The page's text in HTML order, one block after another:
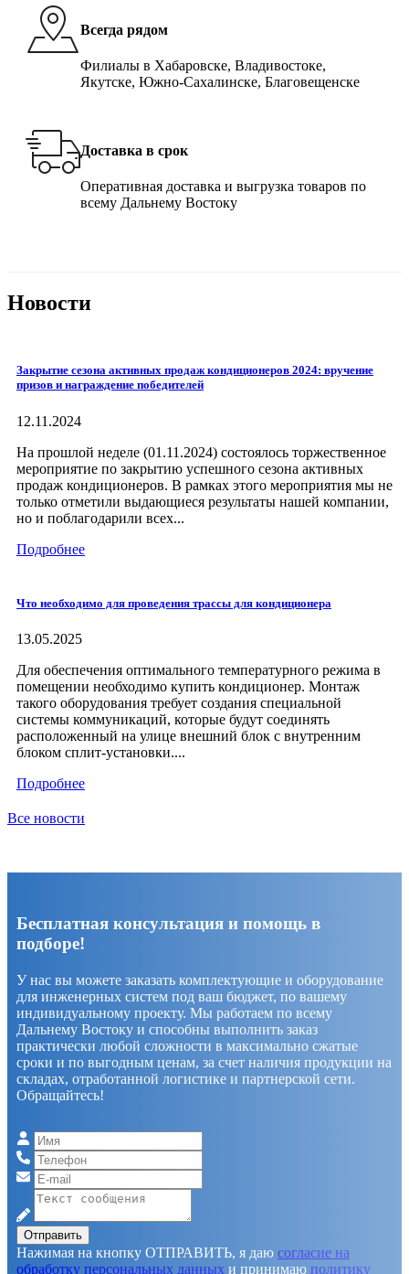
Всегда рядом
Филиалы в Хабаровске, Владивостоке,
Якутске, Южно-Сахалинске, Благовещенске
Доставка в срок
Оперативная доставка и выгрузка товаров по
всему Дальнему Востоку
Новости
Закрытие сезона активных продаж кондиционеров 2024: вручение
призов и награждение победителей
12.11.2024
На прошлой неделе (01.11.2024) состоялось торжественное
мероприятие по закрытию успешного сезона активных
продаж кондиционеров. В рамках этого мероприятия мы не
только отметили выдающиеся результаты нашей компании,
но и поблагодарили всех...
Подробнее
Что необходимо для проведения трассы для кондиционера
13.05.2025
Для обеспечения оптимального температурного режима в
помещении необходимо купить кондиционер. Монтаж
такого оборудования требует создания специальной
системы коммуникаций, которые будут соединять
расположенный на улице внешний блок с внутренним
блоком сплит-установки....
Подробнее
Все новости
Бесплатная консультация и помощь в
подборе!
У нас вы можете заказать комплектующие и оборудование
для инженерных систем под ваш бюджет, по вашему
индивидуальному проекту. Мы работаем по всему
Дальнему Востоку и способны выполнить заказ
практически любой сложности в максимально сжатые
сроки и по выгодным ценам, за счет наличия продукции на
складах, отработанной логистике и партнерской сети.
Обращайтесь!
Отправить
Нажимая на кнопку ОТПРАВИТЬ, я даю согласие на
обработку персональных данных и принимаю политику